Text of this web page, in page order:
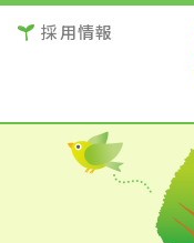
採用情報